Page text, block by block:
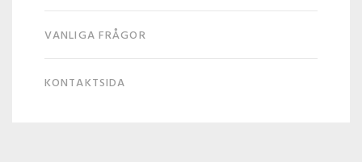
VANLIGA FRÅGOR
KONTAKTSIDA